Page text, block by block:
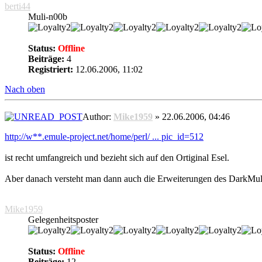
berti44
Muli-n00b
Status: Offline
Beiträge: 4
Registriert: 12.06.2006, 11:02
Nach oben
Author: Mike1959 » 22.06.2006, 04:46
http://w**.emule-project.net/home/perl/ ... pic_id=512
ist recht umfangreich und bezieht sich auf den Ortiginal Esel.
Aber danach versteht man dann auch die Erweiterungen des
Mike1959
Gelegenheitsposter
Status: Offline